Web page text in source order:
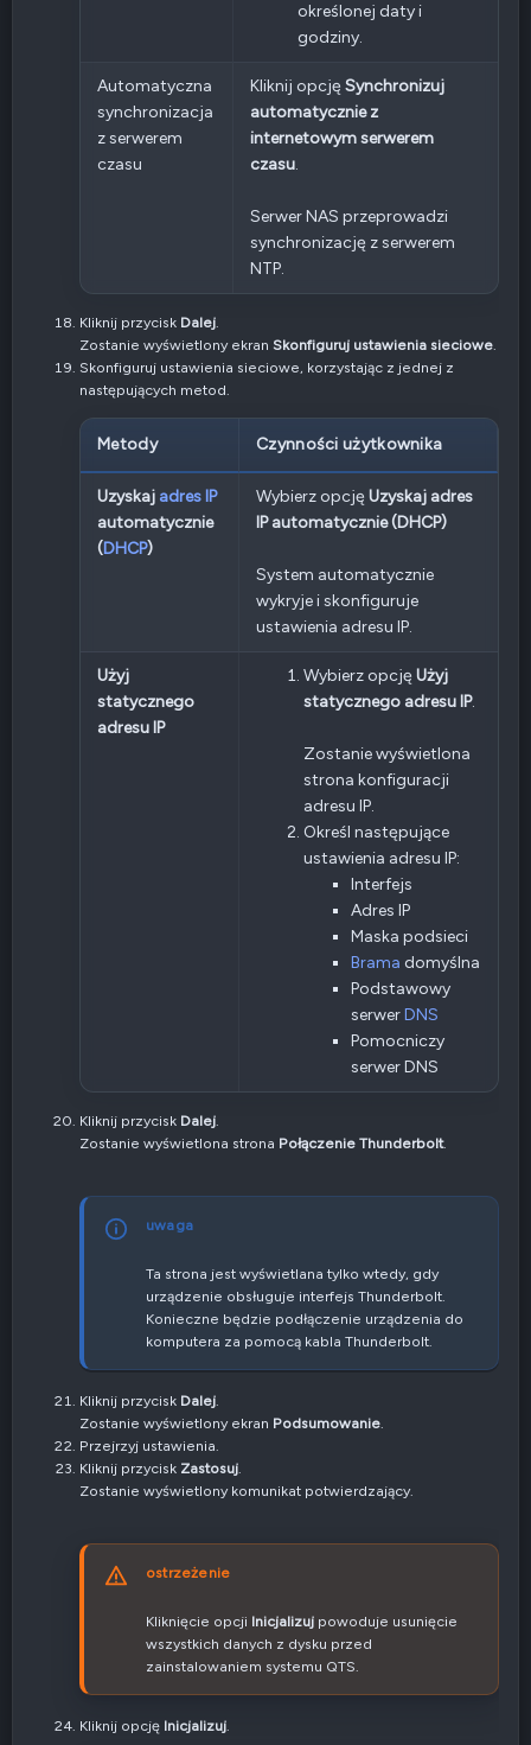
określonej daty i
godziny.
Automatyczna
synchronizacja
z serwerem
czasu
Kliknij opcję Synchronizuj
automatycznie z
internetowym serwerem
czasu.
Serwer NAS przeprowadzi
synchronizację z serwerem
NTP.
Kliknij przycisk Dalej
Zostanie wyświetlony ekran Skonfiguruj ustawienia sieciowe
Skonfiguruj ustawienia sieciowe, korzystając z jednej z
następujących metod.
Metody Czynności użytkownika
Uzyskaj adres IP
automatycznie
(DHCP)
Wybierz opcję Uzyskaj adres
IP automatycznie (DHCP)
System automatycznie
wykryje i skonfiguruje
ustawienia adresu IP.
Użyj
statycznego
adresu IP
Wybierz opcję Użyj
statycznego adresu IP.
Zostanie wyświetlona
strona konfiguracji
adresu IP.
Określ następujące
ustawienia adresu IP:
Interfejs
Adres IP
Maska podsieci
Brama domyślna
Podstawowy
serwerDNS
Pomocniczy
serwer DNS
Kliknij przycisk Dalej
Zostanie wyświetlona strona Połączenie Thunderbolt.
uwaga
Ta strona jest wyświetlana tylko wtedy, gdy
urządzenie obsługuje interfejs Thunderbolt.
Konieczne będzie podłączenie urządzenia do
komputera za pomocą kabla Thunderbolt.
Kliknij przycisk Dalej
Zostanie wyświetlony ekran Podsumowanie
Przejrzyj ustawienia.
Kliknij przycisk Zastosuj
Zostanie wyświetlony komunikat potwierdzający.
ostrzeżenie
Kliknięcie opcji Inicjalizuj powoduje usunięcie
wszystkich danych z dysku przed
zainstalowaniem systemu QTS.
Kliknij opcję Inicjalizuj